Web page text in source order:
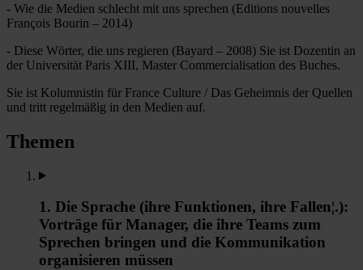
-­ Wie die Medien schlecht mit uns sprechen (Editions nouvelles
François Bourin – 2014)
-­ Diese Wörter, die uns regieren (Bayard – 2008) Sie ist Dozentin an
der Universität Paris XIII, Master Commercialisation des Buches.
Sie ist Kolumnistin für France Culture / Das Geheimnis der Quellen
und tritt regelmäßig in den Medien auf.
Themen
1. Die Sprache (ihre Funktionen, ihre Fallen¦.):
Vorträge für Manager, die ihre Teams zum
Sprechen bringen und die Kommunikation
organisieren müssen